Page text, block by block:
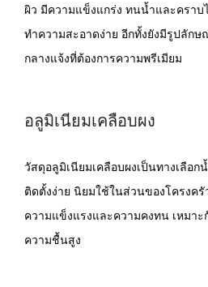
ผิว มีความแข็งแกร่ง ทนน้ำและคราบ
ทำความสะอาดง่าย อีกทั้งยังมีรูปลัก
กลางแจ้งที่ต้องการความพรีเมียม
อลูมิเนียมเคลือบผง
วัสดุอลูมิเนียมเคลือบผงเป็นทางเลือ
ติดตั้งง่าย นิยมใช้ในส่วนของโครงค
ความแข็งแรงและความคงทน เหมา
ความชื้นสูง